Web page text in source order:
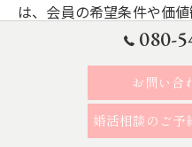
は、会員の希望条件や価
適なマッチングを実施し
ィール作成や定期的な面
階的なサポートを受けら
と出会えるのが特長です
080-
お問い合
婚活相談のご予